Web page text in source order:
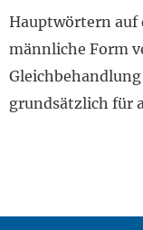
Hauptwörtern auf
männliche Form
grundsätzlich für